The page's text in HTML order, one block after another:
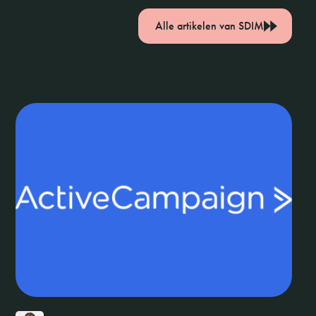
Alle artikelen van SDIM